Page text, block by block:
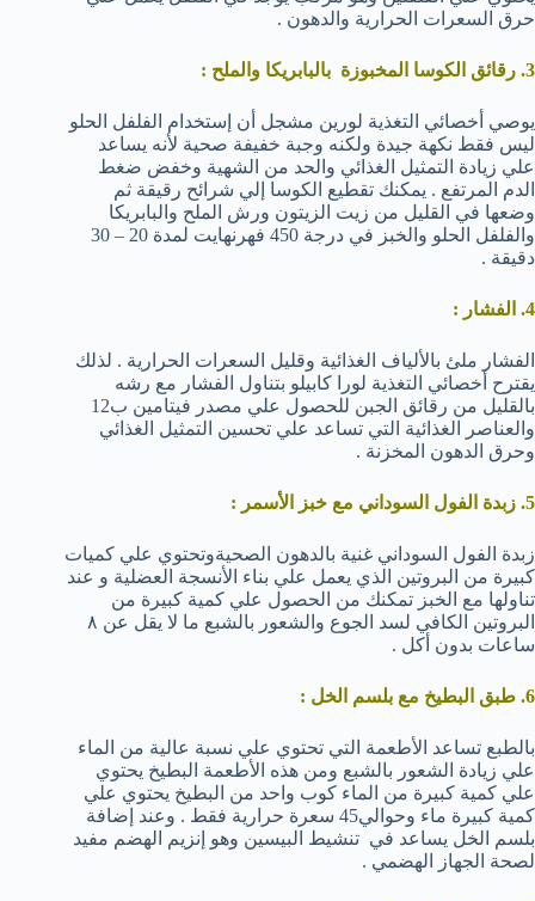
حرق السعرات الحرارية والدهون .
3. رقائق الكوسا المخبوزة بالبابريكا والملح :
يوصي أخصائي التغذية لورين مشجل أن إستخدام الفلفل الحلو
ليس فقط نكهة جيدة ولكنه وجبة خفيفة صحية لأنه يساعد
علي زيادة التمثيل الغذائي والحد من الشهية وخفض ضغط
الدم المرتفع . يمكنك تقطيع الكوسا إلي شرائح رقيقة ثم
وضعها في القليل من زيت الزيتون ورش الملح والبابريكا
والفلفل الحلو والخبز في درجة 450 فهرنهايت لمدة 20 – 30
دقيقة .
4. الفشار :
الفشار ملئ بالألياف الغذائية وقليل السعرات الحرارية . لذلك
يقترح أخصائي التغذية لورا كابيلو بتناول الفشار مع رشه
والعناصر الغذائية التي تساعد علي تحسين التمثيل الغذائي
وحرق الدهون المخزنة .
5. زبدة الفول السوداني مع خبز الأسمر :
زبدة الفول السوداني غنية بالدهون الصحيةوتحتوي علي كميات
كبيرة من البروتين الذي يعمل علي بناء الأنسجة العضلية و عند
تناولها مع الخبز تمكنك من الحصول علي كمية كبيرة من
البروتين الكافي لسد الجوع والشعور بالشبع ما لا يقل عن ٨
ساعات بدون أكل .
6. طبق البطيخ مع بلسم الخل :
بالطبع تساعد الأطعمة التي تحتوي علي نسبة عالية من الماء
علي زيادة الشعور بالشبع ومن هذه الأطعمة البطيخ يحتوي
علي كمية كبيرة من الماء كوب واحد من البطيخ يحتوي علي
كمية كبيرة ماء وحوالي45 سعرة حرارية فقط . وعند إضافة
بلسم الخل يساعد في تنشيط البيسين وهو إنزيم الهضم مفيد
لصحة الجهاز الهضمي .